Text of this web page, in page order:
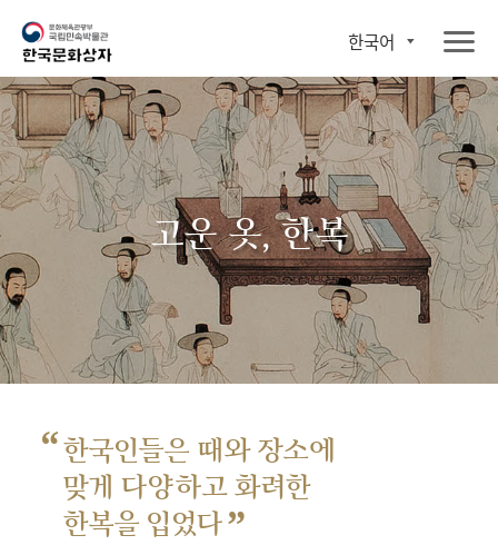
한국어
고운 옷, 한복
“한국인들은 때와 장소에
맞게 다양하고 화려한
한복을 입었다”